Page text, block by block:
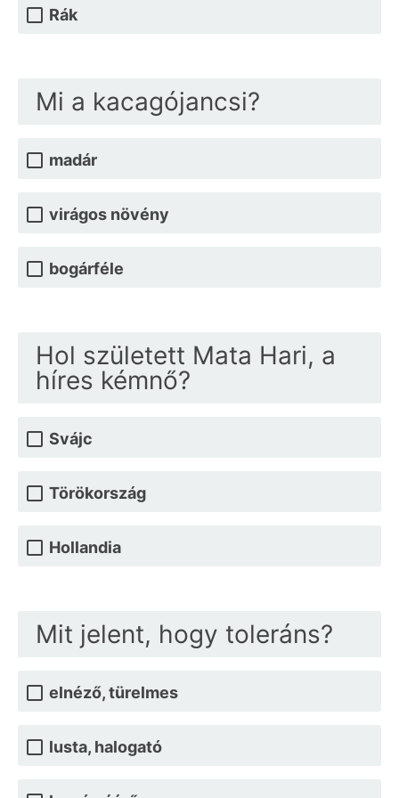
Rák
Mi a kacagójancsi?
madár
virágos növény
bogárféle
Hol született Mata Hari, a
híres kémnő?
Svájc
Törökország
Hollandia
Mit jelent, hogy toleráns?
elnéző, türelmes
lusta, halogató